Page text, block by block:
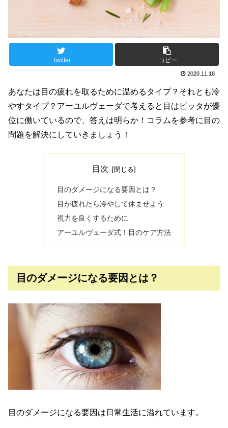
Twitter コピー
2020.11.18
あなたは目の疲れを取るために温めるタイプ？それとも冷
やすタイプ？アーユルヴェーダで考えると目はピッタが優
位に働いているので、答えは明らか！コラムを参考に目の
問題を解決にしていきましょう！
目次
目のダメージになる要因とは？
目が疲れたら冷やして休ませよう
視力を良くするために
アーユルヴェーダ式！目のケア方法
目のダメージになる要因とは？
目のダメージになる要因は日常生活に溢れています。